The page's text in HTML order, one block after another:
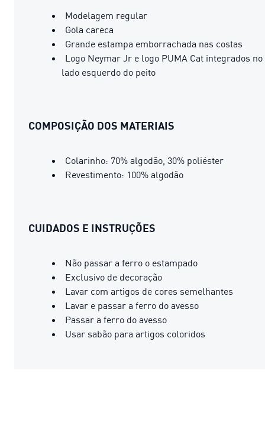
Modelagem regular
Gola careca
Grande estampa emborrachada nas costas
Logo Neymar Jr e logo PUMA Cat integrados no
lado esquerdo do peito
COMPOSIÇÃO DOS MATERIAIS
Colarinho: 70% algodão, 30% poliéster
Revestimento: 100% algodão
CUIDADOS E INSTRUÇÕES
Não passar a ferro o estampado
Exclusivo de decoração
Lavar com artigos de cores semelhantes
Lavar e passar a ferro do avesso
Passar a ferro do avesso
Usar sabão para artigos coloridos